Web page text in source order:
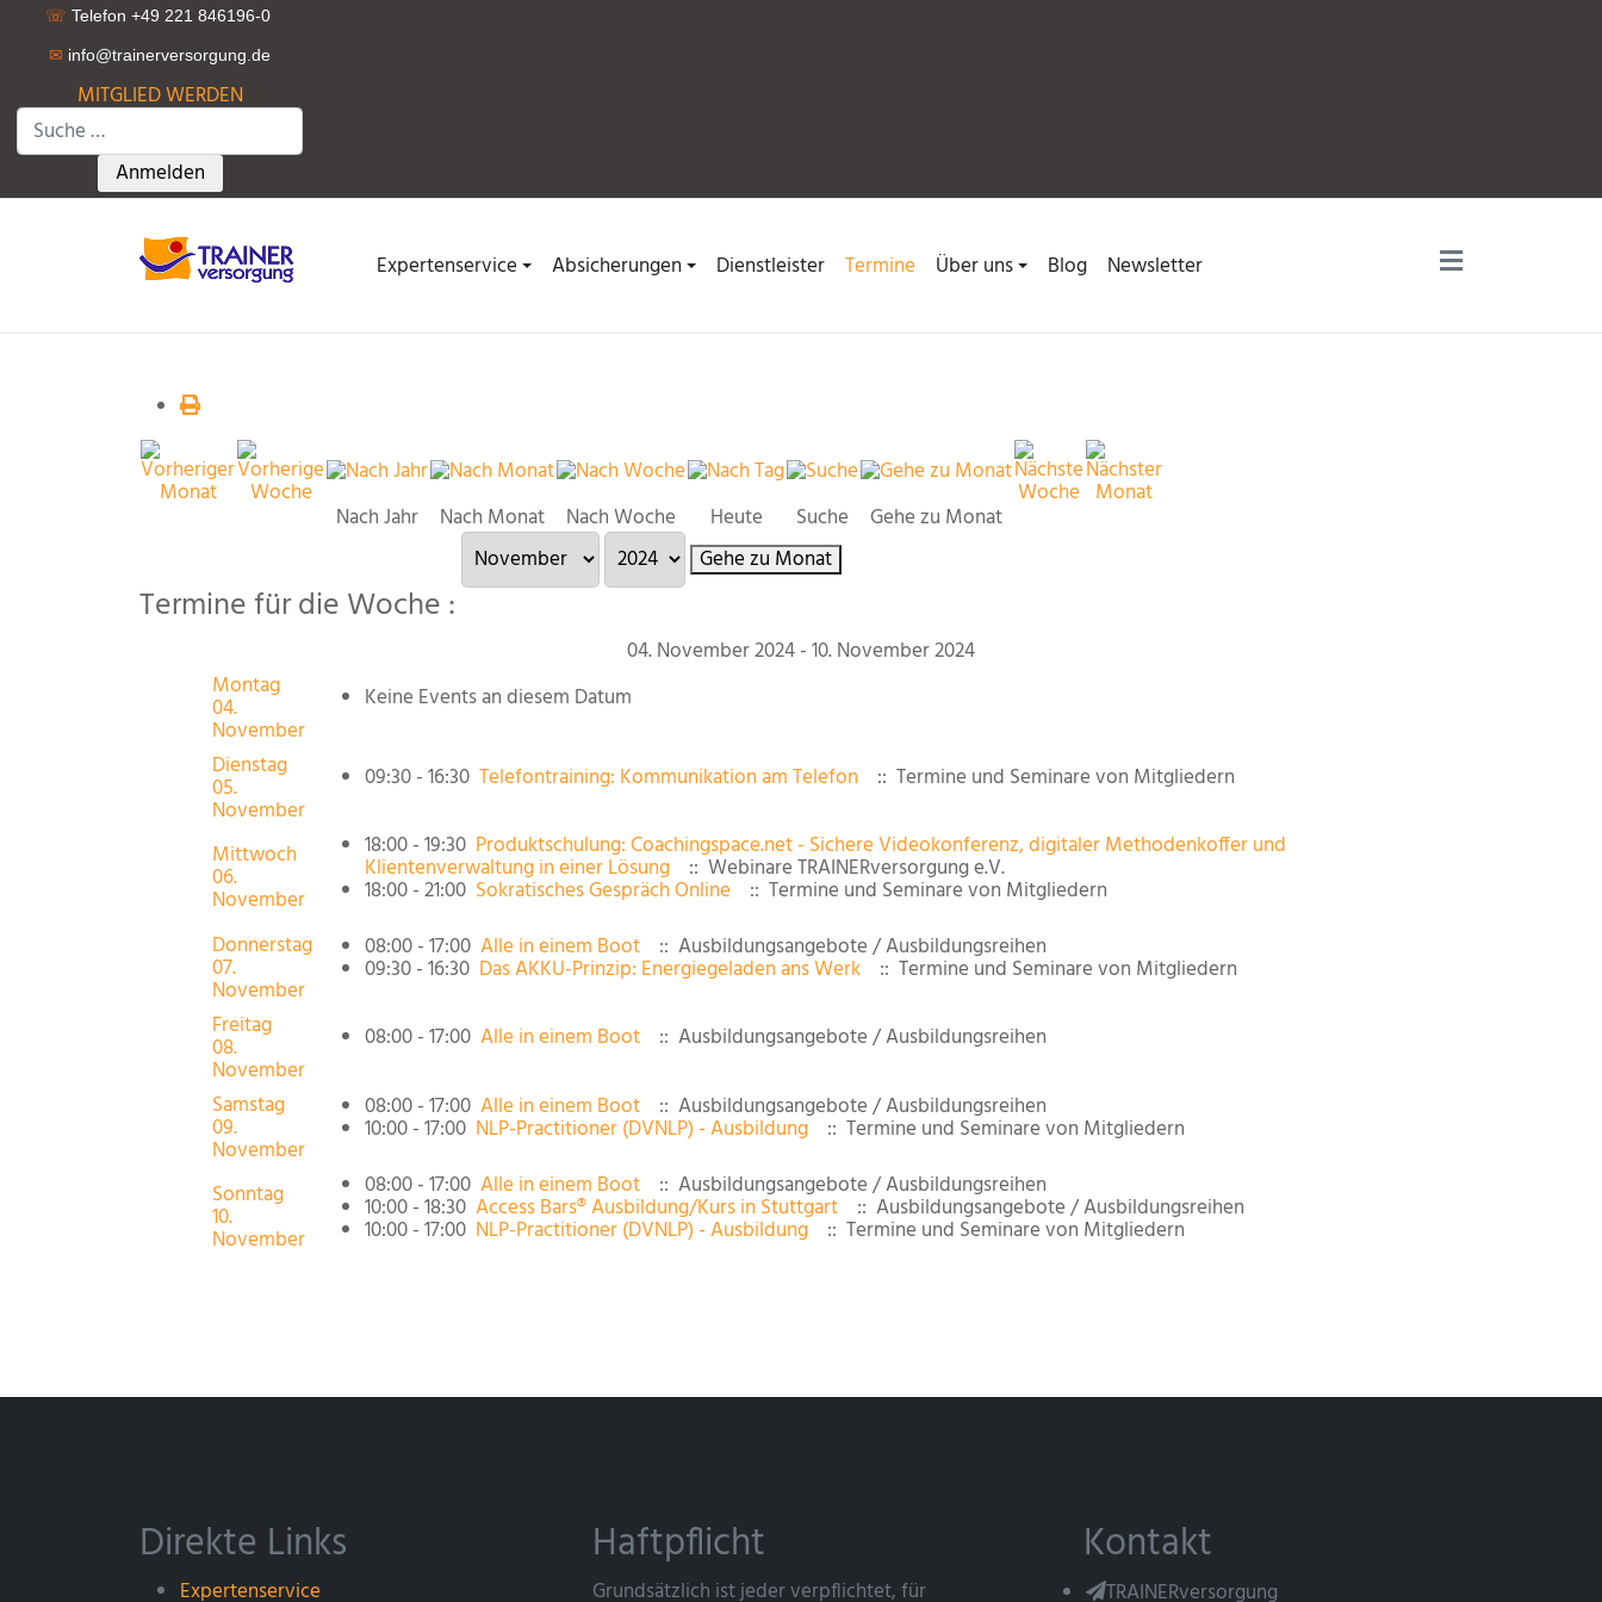
☏ Telefon +49 221 846196-0
✉ info@trainerversorgung.de
MITGLIED WERDEN
Suchen
Type 2 or more characters for results.
Anmelden
Expertenservice Absicherungen Dienstleister Termine Über uns Blog Newsletter
Nach Jahr Nach Monat Nach Woche Heute Suche
Gehe zu Monat
Gehe zu Monat
Termine für die Woche :
04. November 2024 - 10. November 2024
Montag
04.
November
Keine Events an diesem Datum
Dienstag
05.
November
09:30 - 16:30 Telefontraining: Kommunikation am Telefon :: Termine und Seminare von Mitgliedern
Mittwoch
06.
November
18:00 - 19:30 Produktschulung: Coachingspace.net - Sichere Videokonferenz, digitaler Methodenkoffer und
Klientenverwaltung in einer Lösung :: Webinare TRAINERversorgung e.V.
18:00 - 21:00 Sokratisches Gespräch Online
:: Termine und Seminare von Mitgliedern
Donnerstag
07.
November
08:00 - 17:00 Alle in einem Boot :: Ausbildungsangebote / Ausbildungsreihen
09:30 - 16:30 Das AKKU-Prinzip: Energiegeladen ans Werk
:: Termine und Seminare von Mitgliedern
Freitag
08.
November
08:00 - 17:00 Alle in einem Boot :: Ausbildungsangebote / Ausbildungsreihen
Samstag
09.
November
08:00 - 17:00 Alle in einem Boot :: Ausbildungsangebote / Ausbildungsreihen
10:00 - 17:00 NLP-Practitioner (DVNLP) - Ausbildung :: Termine und Seminare von Mitgliedern
Sonntag
10.
November
08:00 - 17:00 Alle in einem Boot :: Ausbildungsangebote / Ausbildungsreihen
10:00 - 18:30 Access Bars® Ausbildung/Kurs in Stuttgart :: Ausbildungsangebote / Ausbildungsreihen
10:00 - 17:00 NLP-Practitioner (DVNLP) - Ausbildung :: Termine und Seminare von Mitgliedern
Direkte Links
Expertenservice
Haftpflicht
Grundsätzlich ist jeder verpflichtet, für
Kontakt
TRAINERversorgung